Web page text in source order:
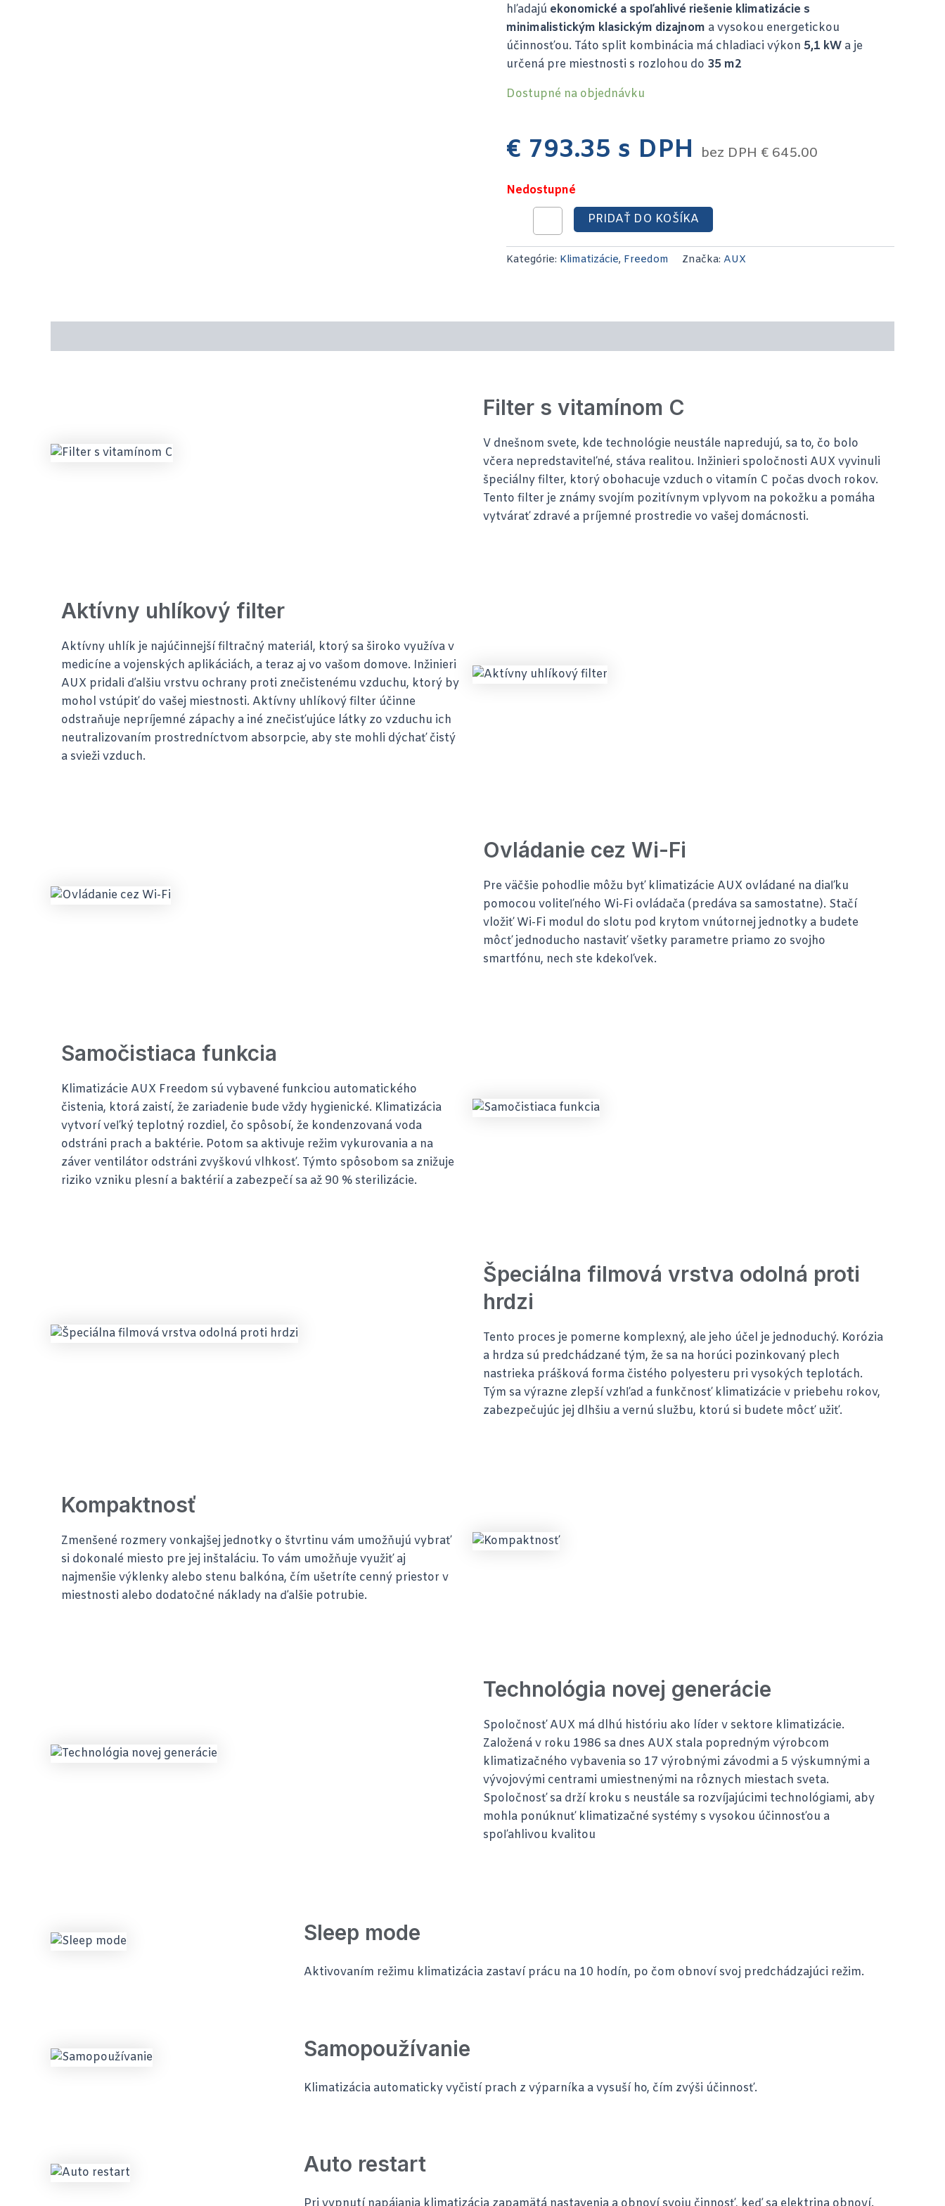
hľadajú ekonomické a spoľahlivé riešenie klimatizácie s
minimalistickým klasickým dizajnom a vysokou energetickou
účinnosťou. Táto split kombinácia má chladiaci výkon 5,1 kW a je
určená pre miestnosti s rozlohou do 35 m2
Dostupné na objednávku
€ 793.35 s DPH bez DPH € 645.00
Nedostupné
PRIDAŤ DO KOŠÍKA
Kategórie: Klimatizácie, Freedom Značka: AUX
Filter s vitamínom C
V dnešnom svete, kde technológie neustále napredujú, sa to, čo bolo
včera nepredstaviteľné, stáva realitou. Inžinieri spoločnosti AUX vyvinuli
špeciálny filter, ktorý obohacuje vzduch o vitamín C počas dvoch rokov.
Tento filter je známy svojím pozitívnym vplyvom na pokožku a pomáha
vytvárať zdravé a príjemné prostredie vo vašej domácnosti.
Aktívny uhlíkový filter
Aktívny uhlík je najúčinnejší filtračný materiál, ktorý sa široko využíva v
medicíne a vojenských aplikáciách, a teraz aj vo vašom domove. Inžinieri
AUX pridali ďalšiu vrstvu ochrany proti znečistenému vzduchu, ktorý by
mohol vstúpiť do vašej miestnosti. Aktívny uhlíkový filter účinne
odstraňuje nepríjemné zápachy a iné znečisťujúce látky zo vzduchu ich
neutralizovaním prostredníctvom absorpcie, aby ste mohli dýchať čistý
a svieži vzduch.
Ovládanie cez Wi-Fi
Pre väčšie pohodlie môžu byť klimatizácie AUX ovládané na diaľku
pomocou voliteľného Wi-Fi ovládača (predáva sa samostatne). Stačí
vložiť Wi-Fi modul do slotu pod krytom vnútornej jednotky a budete
môcť jednoducho nastaviť všetky parametre priamo zo svojho
smartfónu, nech ste kdekoľvek.
Samočistiaca funkcia
Klimatizácie AUX Freedom sú vybavené funkciou automatického
čistenia, ktorá zaistí, že zariadenie bude vždy hygienické. Klimatizácia
vytvorí veľký teplotný rozdiel, čo spôsobí, že kondenzovaná voda
odstráni prach a baktérie. Potom sa aktivuje režim vykurovania a na
záver ventilátor odstráni zvyškovú vlhkosť. Týmto spôsobom sa znižuje
riziko vzniku plesní a baktérií a zabezpečí sa až 90 % sterilizácie.
Špeciálna filmová vrstva odolná proti
hrdzi
Tento proces je pomerne komplexný, ale jeho účel je jednoduchý. Korózia
a hrdza sú predchádzané tým, že sa na horúci pozinkovaný plech
nastrieka prášková forma čistého polyesteru pri vysokých teplotách.
Tým sa výrazne zlepší vzhľad a funkčnosť klimatizácie v priebehu rokov,
zabezpečujúc jej dlhšiu a vernú službu, ktorú si budete môcť užiť.
Kompaktnosť
Zmenšené rozmery vonkajšej jednotky o štvrtinu vám umožňujú vybrať
si dokonalé miesto pre jej inštaláciu. To vám umožňuje využiť aj
najmenšie výklenky alebo stenu balkóna, čím ušetríte cenný priestor v
miestnosti alebo dodatočné náklady na ďalšie potrubie.
Technológia novej generácie
Spoločnosť AUX má dlhú históriu ako líder v sektore klimatizácie.
Založená v roku 1986 sa dnes AUX stala popredným výrobcom
klimatizačného vybavenia so 17 výrobnými závodmi a 5 výskumnými a
vývojovými centrami umiestnenými na rôznych miestach sveta.
Spoločnosť sa drží kroku s neustále sa rozvíjajúcimi technológiami, aby
mohla ponúknuť klimatizačné systémy s vysokou účinnosťou a
spoľahlivou kvalitou
Sleep mode
Aktivovaním režimu klimatizácia zastaví prácu na 10 hodín, po čom obnoví svoj predchádzajúci režim.
Samopoužívanie
Klimatizácia automaticky vyčistí prach z výparníka a vysuší ho, čím zvýši účinnosť.
Auto restart